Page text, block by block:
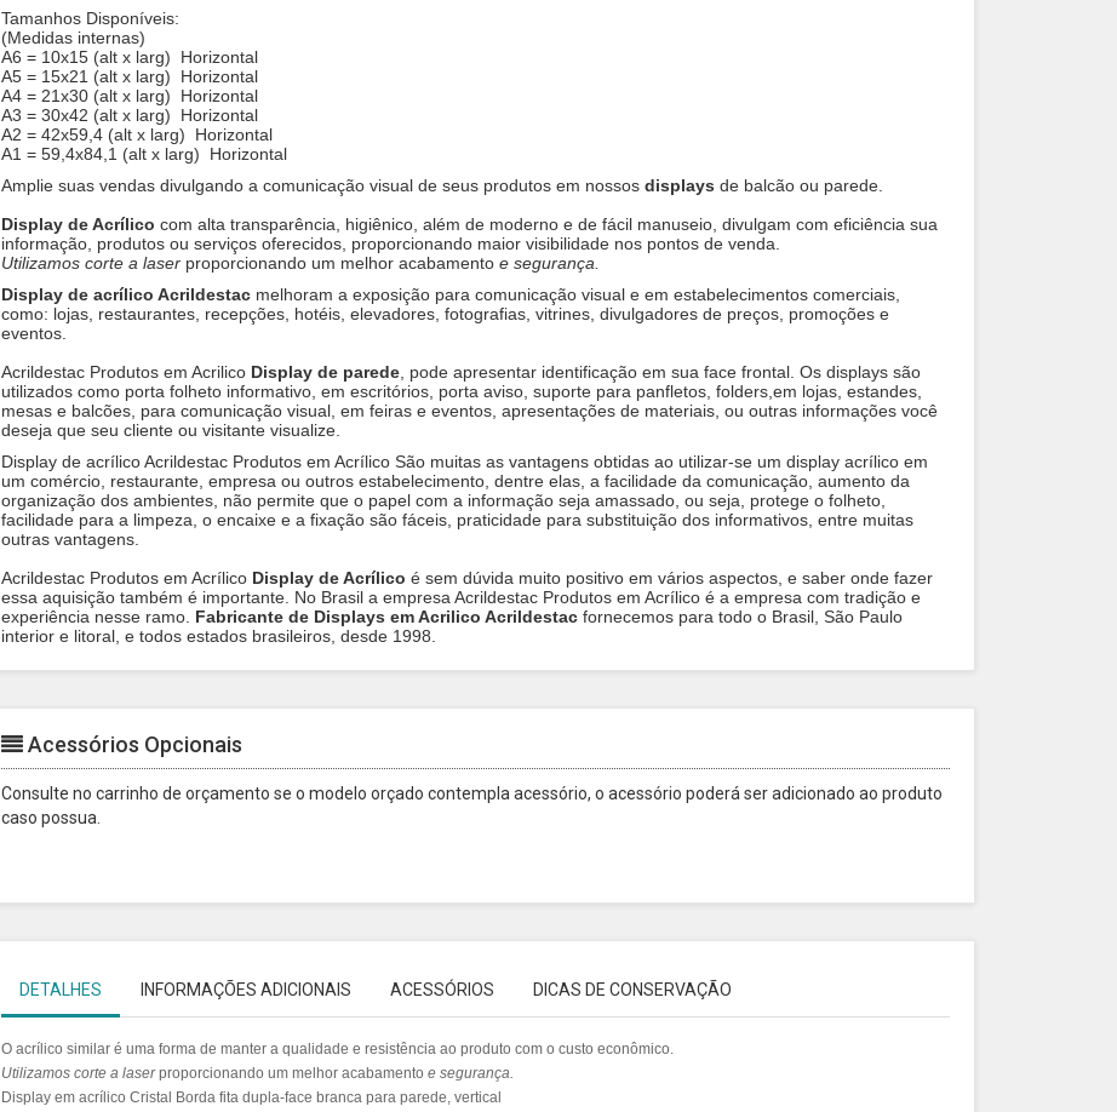
Tamanhos Disponíveis:
(Medidas internas)
A6 = 10x15 (alt x larg)
Horizontal
A5 = 15x21 (alt x larg)
Horizontal
A4 = 21x30 (alt x larg)
Horizontal
A3 = 30x42 (alt x larg)
Horizontal
A2 = 42x59,4 (alt x larg)
Horizontal
A1 = 59,4x84,1 (alt x larg)
Horizontal
Amplie suas vendas divulgando a comunicação visual de seus produtos em nossos displays de balcão ou parede.
Display de Acrílico com alta transparência, higiênico, além de moderno e de fácil manuseio, divulgam com eficiência sua
informação, produtos ou serviços oferecidos, proporcionando maior visibilidade nos pontos de venda.
Utilizamos corte a laser proporcionando um melhor acabamento e segurança.
Display de acrílico Acrildestac melhoram a exposição para comunicação visual e em estabelecimentos comerciais,
como: lojas, restaurantes, recepções, hotéis, elevadores, fotografias, vitrines, divulgadores de preços, promoções e
eventos.
Acrildestac Produtos em Acrilico Display de parede , pode apresentar identificação em sua face frontal. Os displays são
utilizados como porta folheto informativo, em escritórios, porta aviso, suporte para panfletos, folders,em lojas, estandes,
mesas e balcões, para comunicação visual, em feiras e eventos, apresentações de materiais, ou outras informações você
deseja que seu cliente ou visitante visualize.
Display de acrílico Acrildestac Produtos em Acrílico São muitas as vantagens obtidas ao utilizar-se um display acrílico em
um comércio, restaurante, empresa ou outros estabelecimento, dentre elas, a facilidade da comunicação, aumento da
organização dos ambientes, não permite que o papel com a informação seja amassado, ou seja, protege o folheto,
facilidade para a limpeza, o encaixe e a fixação são fáceis, praticidade para substituição dos informativos, entre muitas
outras vantagens.
Acrildestac Produtos em Acrílico Display de Acrílico é sem dúvida muito positivo em vários aspectos, e saber onde fazer
essa aquisição também é importante. No Brasil a empresa Acrildestac Produtos em Acrílico é a empresa com tradição e
experiência nesse ramo. Fabricante de Displays em Acrilico Acrildestac fornecemos para todo o Brasil, São Paulo
interior e litoral, e todos estados brasileiros, desde 1998.
Acessórios Opcionais
Consulte no carrinho de orçamento se o modelo orçado contempla acessório, o acessório poderá ser adicionado ao produto
caso possua.
DETALHES INFORMAÇÕES ADICIONAIS ACESSÓRIOS DICAS DE CONSERVAÇÃO
O acrílico similar é uma forma de manter a qualidade e resistência ao produto com o custo econômico.
Utilizamos corte a laserproporcionando um melhor acabamento e segurança.
Display em acrílico Cristal Borda fita dupla-face branca para parede, vertical